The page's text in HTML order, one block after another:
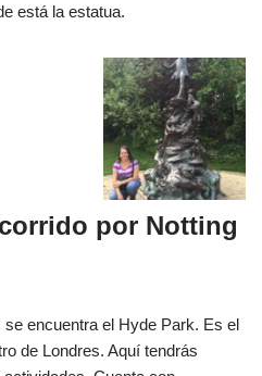
está la estatua.
por Notting
encuentra el Hyde Park. Es el
de Londres. Aquí tendrás